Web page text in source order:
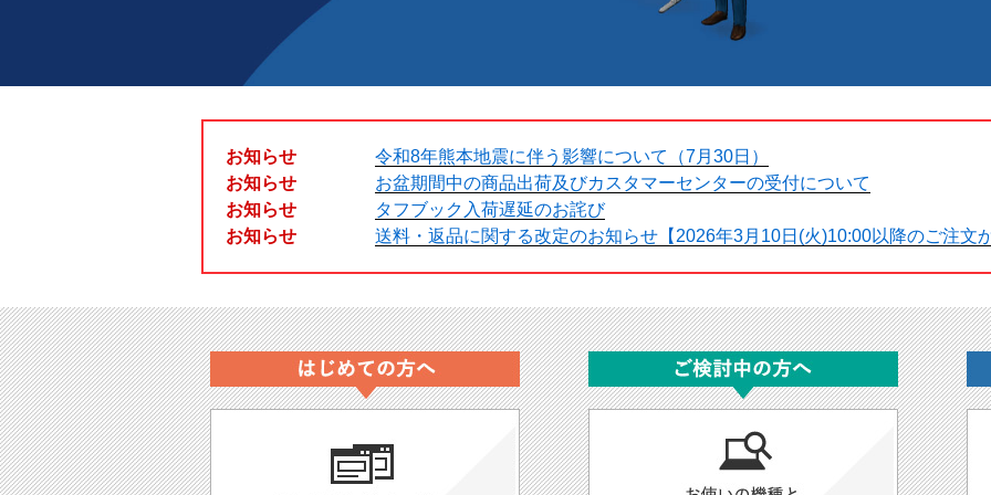
お知らせ
令和8年熊本地震に伴う影響について（7月30日）
お知らせ
お盆期間中の商品出荷及びカスタマーセンターの受付について
お知らせ
タフブック入荷遅延のお詫び
お知らせ
送料・返品に関する改定のお知らせ【2026年3月10日(火)10:00以降のご注文